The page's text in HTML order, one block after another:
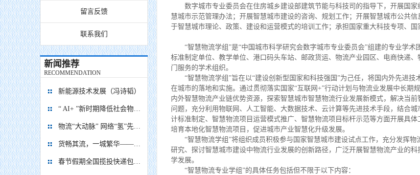
留言反馈
联系我们
新闻推荐
RECOMMENDATION
新能源技术发展（冯诗韬）
“ AI+ ”新时期降低社会物流成本的思考
物流“大动脉” 网络“氢”先行 7个氢能高速场景落地京津冀
货畅其流，一城繁华——看烟台现代物流发展
春节假期全国揽投快递包裹量超7亿件
数字城市专业委员会在住房城乡建设部建筑节能与科技司的指导下，开展国家
慧城市示范管理办法；开展智慧城市建设的咨询、规划工作；开展智慧城市公共
于智慧城市理论、政策、建设和运营模式的培训工作；承担国家重大科技专项、
“智慧物流学组”是“中国城市科学研究会数字城市专业委员会”组建的专业学术
标准制定单位、教学单位、港口码头车站、邮政货运、物流产业园区、电商快递
门服务的学术组织。
“智慧物流学组”旨在以“建设创新型国家和科技强国”为己任，将国内外先进技
在城市的落地和实施。通过贯彻落实国家“互联网+”行动计划与物流业发展中长期
内外智慧物流产业链优势资源，探索智慧城市智慧物流行业发展新模式，解决当
问题，充分利用物联网、人工智能、大数据技术、云计算等先进技术手段，结合
计标准制定、智慧物流项目运营模式推广、智慧物流项目标杆示范等方面开展具
培育本地化智慧物流项目，促进城市产业智慧化升级发展。
“智慧物流学组”将组织成员积极参与国家智慧城市建设试点工作，充分发挥物
研究、探讨智慧城市建设中物流行业发展的创新路径，广泛开展智慧物流产业的
学发展。
“智慧物流专业学组”的具体任务包括但不限于以下内容：